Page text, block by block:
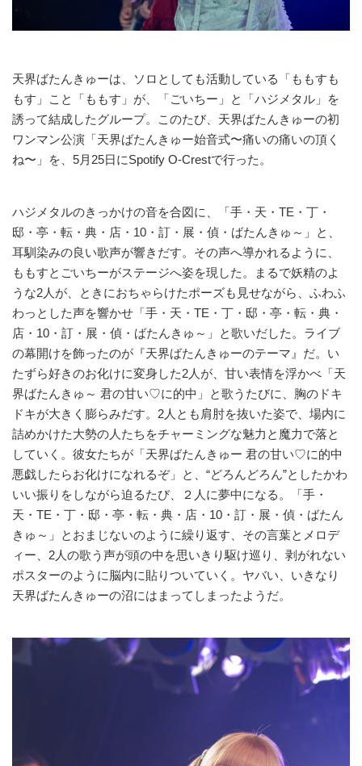
天界ばたんきゅーは、ソロとしても活動している「ももすも
もす」こと「ももす」が、「ごいちー」と「ハジメタル」を
誘って結成したグループ。このたび、天界ばたんきゅーの初
ワンマン公演「天界ばたんきゅー始音式〜痛いの痛いの頂く
ね〜」を、5月25日にSpotify O-Crestで行った。
ハジメタルのきっかけの音を合図に、「手・天・TE・丁・
邸・亭・転・典・店・10・訂・展・偵・ばたんきゅ～」と、
耳馴染みの良い歌声が響きだす。その声へ導かれるように、
ももすとごいちーがステージへ姿を現した。まるで妖精のよ
うな2人が、ときにおちゃらけたポーズも見せながら、ふわふ
わっとした声を響かせ「手・天・TE・丁・邸・亭・転・典・
店・10・訂・展・偵・ばたんきゅ～」と歌いだした。ライブ
の幕開けを飾ったのが『天界ばたんきゅーのテーマ』だ。い
たずら好きのお化けに変身した2人が、甘い表情を浮かべ「天
界ばたんきゅ～ 君の甘い♡に的中」と歌うたびに、胸のドキ
ドキが大きく膨らみだす。2人とも肩肘を抜いた姿で、場内に
詰めかけた大勢の人たちをチャーミングな魅力と魔力で落と
していく。彼女たちが「天界ばたんきゅー 君の甘い♡に的中
悪戯したらお化けになれるぞ」と、“どろんどろん”としたかわ
いい振りをしながら迫るたび、２人に夢中になる。「手・
天・TE・丁・邸・亭・転・典・店・10・訂・展・偵・ばたん
きゅ～」とおまじないのように繰り返す、その言葉とメロデ
ィー、2人の歌う声が頭の中を思いきり駆け巡り、剥がれない
ポスターのように脳内に貼りついていく。ヤバい、いきなり
天界ばたんきゅーの沼にはまってしまったようだ。